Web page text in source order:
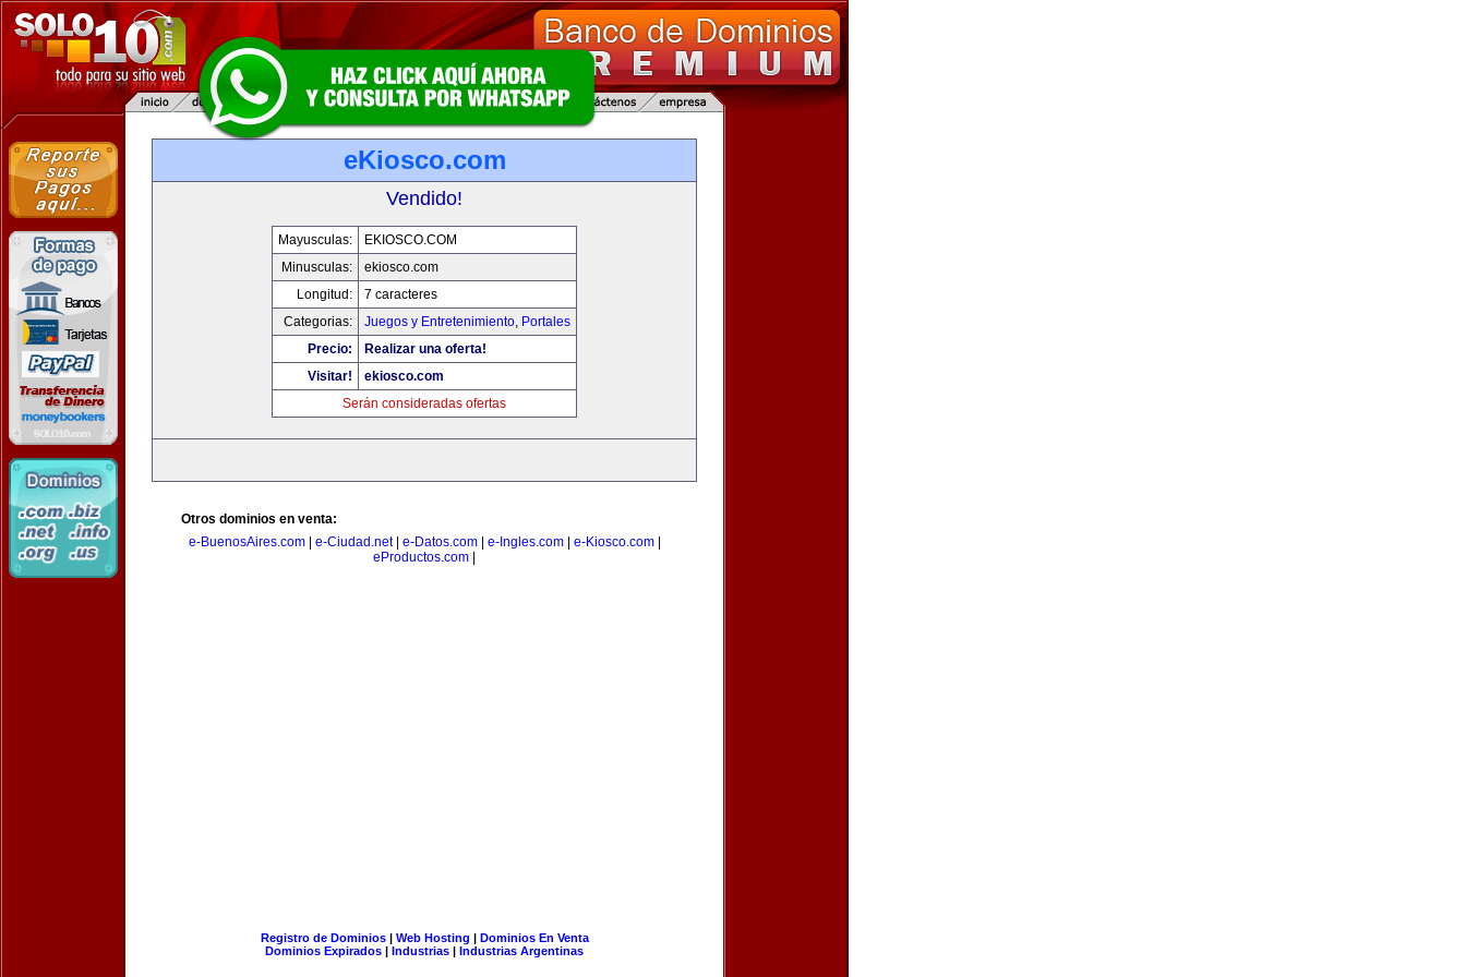
eKiosco.com
Vendido!
Mayusculas:
EKIOSCO.COM
Minusculas:
ekiosco.com
Longitud:
7 caracteres
Categorias:
Juegos y Entretenimiento, Portales
Precio:
Realizar una oferta!
Visitar!
ekiosco.com
Serán consideradas ofertas
Otros dominios en venta:
e-BuenosAires.com| e-Ciudad.net| e-Datos.com| e-Ingles.com| e-Kiosco.com|
eProductos.com
Registro de Dominios| Web Hosting | Dominios En Venta
Dominios Expirados | Industrias | Industrias Argentinas